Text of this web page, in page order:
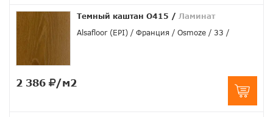
Темный каштан O415 / Ламинат
Alsafloor (EPI)
Франция Osmoze 33
2 386 /м2